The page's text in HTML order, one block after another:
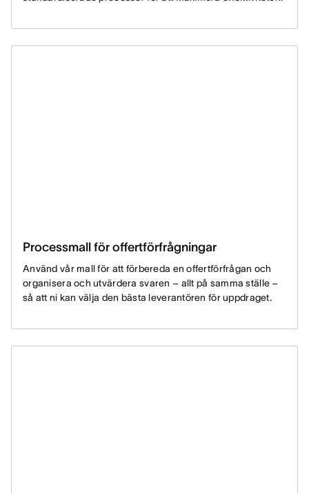
Processmall för offertförfrågningar
Använd vår mall för att förbereda en offertförfrågan och
organisera och utvärdera svaren – allt på samma ställe –
så att ni kan välja den bästa leverantören för uppdraget.